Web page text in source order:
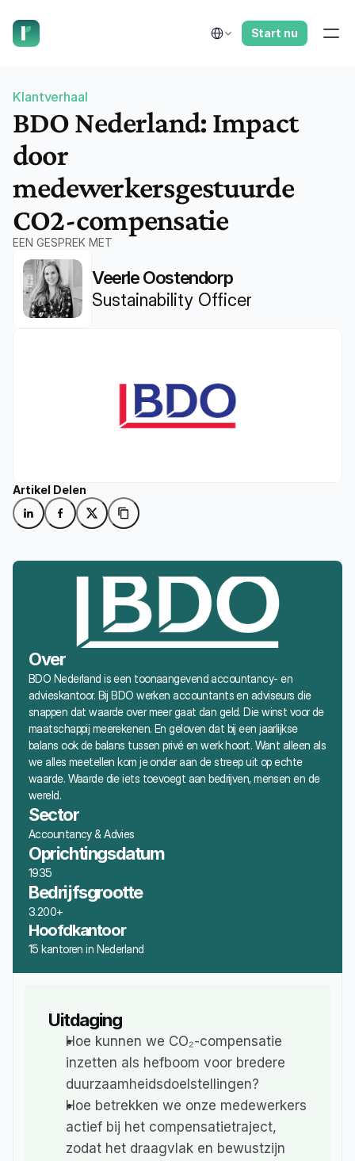
Select Language
Start nu
Klantverhaal
BDO Nederland: Impact
door
medewerkersgestuurde
CO2-compensatie
EEN GESPREK MET
Veerle Oostendorp
Sustainability Officer
Artikel Delen
Over
BDO Nederland is een toonaangevend accountancy- en
advieskantoor. Bij BDO werken accountants en adviseurs die
snappen dat waarde over meer gaat dan geld. Die winst voor de
maatschappij meerekenen. En geloven dat bij een jaarlijkse
balans ook de balans tussen privé en werk hoort. Want alleen als
we alles meetellen kom je onder aan de streep uit op echte
waarde. Waarde die iets toevoegt aan bedrijven, mensen en de
wereld.
Sector
Accountancy & Advies
Oprichtingsdatum
1935
Bedrijfsgrootte
3.200+
Hoofdkantoor
15 kantoren in Nederland
Uitdaging
Hoe kunnen we CO₂-compensatie
inzetten als hefboom voor bredere
duurzaamheidsdoelstellingen?
Hoe betrekken we onze medewerkers
actief bij het compensatietraject,
zodat het draagvlak en bewustzijn